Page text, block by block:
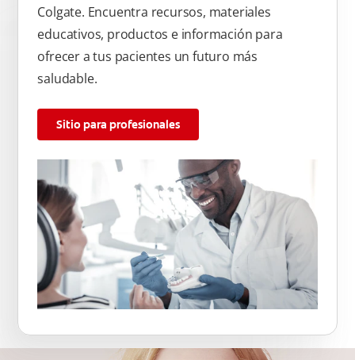
Colgate. Encuentra recursos, materiales
educativos, productos e información para
ofrecer a tus pacientes un futuro más
saludable.
Sitio para profesionales